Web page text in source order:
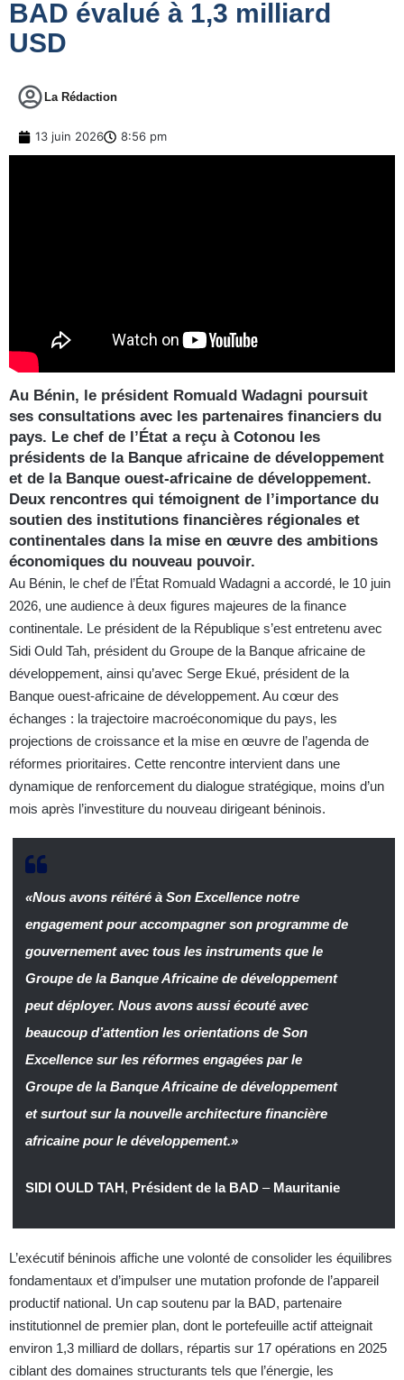
BAD évalué à 1,3 milliard
USD
La Rédaction
13 juin 2026 8:56 pm
Au Bénin, le président Romuald Wadagni poursuit
ses consultations avec les partenaires financiers du
pays. Le chef de l’État a reçu à Cotonou les
présidents de la Banque africaine de développement
et de la Banque ouest-africaine de développement.
Deux rencontres qui témoignent de l’importance du
soutien des institutions financières régionales et
continentales dans la mise en œuvre des ambitions
économiques du nouveau pouvoir.
Au Bénin, le chef de l’État Romuald Wadagni a accordé, le 10 juin
2026, une audience à deux figures majeures de la finance
continentale. Le président de la République s’est entretenu avec
Sidi Ould Tah, président du Groupe de la Banque africaine de
développement, ainsi qu’avec Serge Ekué, président de la
Banque ouest-africaine de développement. Au cœur des
échanges : la trajectoire macroéconomique du pays, les
projections de croissance et la mise en œuvre de l’agenda de
réformes prioritaires. Cette rencontre intervient dans une
dynamique de renforcement du dialogue stratégique, moins d’un
mois après l’investiture du nouveau dirigeant béninois.
«Nous avons réitéré à Son Excellence notre
engagement pour accompagner son programme de
gouvernement avec tous les instruments que le
Groupe de la Banque Africaine de développement
peut déployer. Nous avons aussi écouté avec
beaucoup d’attention les orientations de Son
Excellence sur les réformes engagées par le
Groupe de la Banque Africaine de développement
et surtout sur la nouvelle architecture financière
africaine pour le développement.»
SIDI OULD TAH, Président de la BAD– Mauritanie
L’exécutif béninois affiche une volonté de consolider les équilibres
fondamentaux et d’impulser une mutation profonde de l’appareil
productif national. Un cap soutenu par la BAD, partenaire
institutionnel de premier plan, dont le portefeuille actif atteignait
environ 1,3 milliard de dollars, répartis sur 17 opérations en 2025
ciblant des domaines structurants tels que l’énergie, les